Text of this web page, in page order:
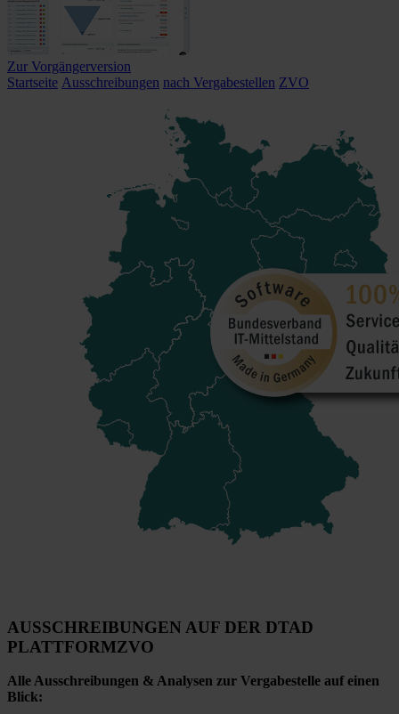
Zur Vorgängerversion
Startseite Ausschreibungen nach Vergabestellen ZVO
AUSSCHREIBUNGEN AUF DER DTAD
PLATTFORMZVO
Alle Ausschreibungen & Analysen zur Vergabestelle auf einen
Blick: